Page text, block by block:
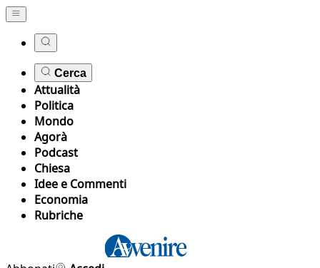
Cerca
Attualità
Politica
Mondo
Agorà
Podcast
Chiesa
Idee e Commenti
Economia
Rubriche